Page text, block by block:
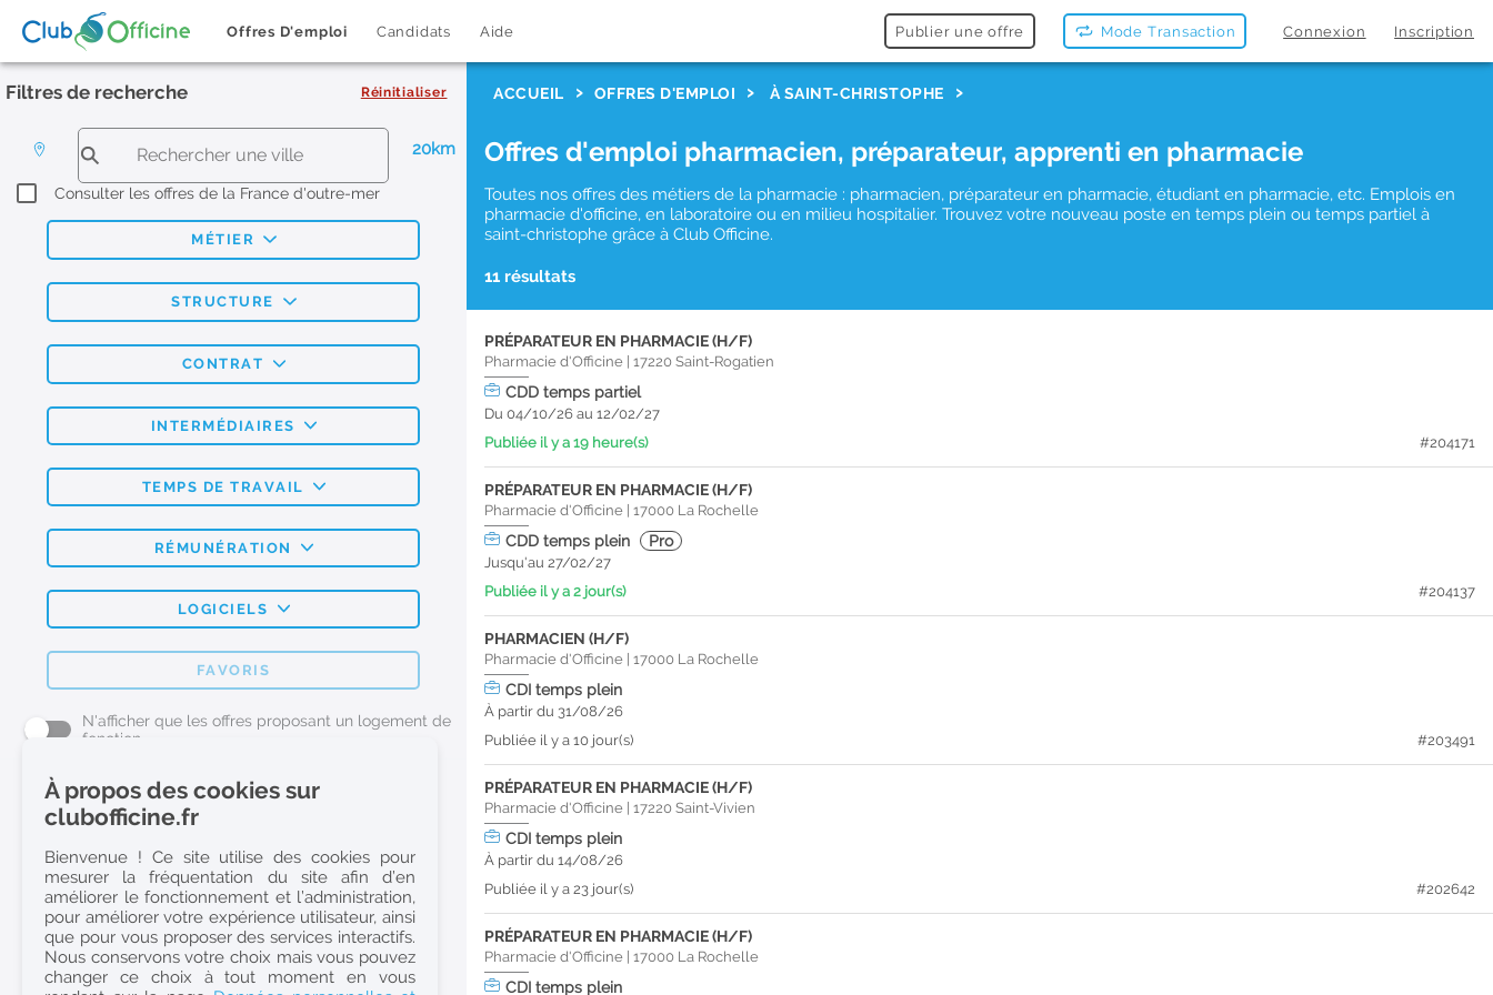
Offres D'emploi Candidats Aide Publier une offre Mode Transaction Connexion Inscription
Filtres de recherche Réinitialiser
20km
Consulter les offres de la France d'outre-mer
MÉTIER
STRUCTURE
CONTRAT
INTERMÉDIAIRES
TEMPS DE TRAVAIL
RÉMUNÉRATION
LOGICIELS
FAVORIS
N'afficher que les offres proposant un logement de
fonction
L'emploi Pharmacie par métier
Pharmacien (H/F)
Préparateur en Pharmacie (H/F)
Etudiant en Pharmacie (H/F)
Etudiant en Pharmacie 6e année validée (H/F)
Conseiller Dermo Cosmetique - Esthéticienne (H/F)
ACCUEIL OFFRES D'EMPLOI À SAINT-CHRISTOPHE
Offres d'emploi pharmacien, préparateur, apprenti en pharmacie
Toutes nos offres des métiers de la pharmacie : pharmacien, préparateur en pharmacie, étudiant en pharmacie, etc. Emplois en
pharmacie d'officine, en laboratoire ou en milieu hospitalier. Trouvez votre nouveau poste en temps plein ou temps partiel à
saint-christophe grâce à Club Officine.
11 résultats
PRÉPARATEUR EN PHARMACIE (H/F)
Pharmacie d'Officine |17220Saint-Rogatien
CDDtemps partiel
Du 04/10/26 au 12/02/27
Publiée il y a 19 heure(s)
#204171
PRÉPARATEUR EN PHARMACIE (H/F)
Pharmacie d'Officine |17000 La Rochelle
CDDtemps plein Pro
Jusqu'au 27/02/27
Publiée il y a 2 jour(s)
#204137
PHARMACIEN (H/F)
Pharmacie d'Officine |17000 La Rochelle
CDItemps plein
À partir du 31/08/26
Publiée il y a 10 jour(s)
#203491
PRÉPARATEUR EN PHARMACIE (H/F)
Pharmacie d'Officine |17220Saint-Vivien
CDItemps plein
À partir du 14/08/26
Publiée il y a 23 jour(s)
#202642
PRÉPARATEUR EN PHARMACIE (H/F)
Pharmacie d'Officine |17000 La Rochelle
CDItemps plein
À propos des cookies sur
clubofficine.fr
Bienvenue ! Ce site utilise des cookies pour
mesurer la fréquentation du site afin d’en
améliorer le fonctionnement et l’administration,
pour améliorer votre expérience utilisateur, ainsi
que pour vous proposer des services interactifs.
Nous conservons votre choix mais vous pouvez
changer ce choix à tout moment en vous